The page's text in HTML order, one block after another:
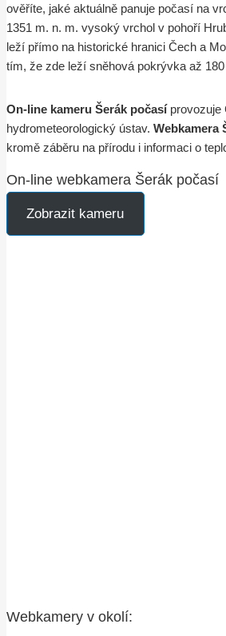
ověříte, jaké aktuálně panuje počasí na
1351 m. n. m. vysoký vrchol v pohoří
leží přímo na historické hranici Čech a
tím, že zde leží sněhová pokrývka až
On-line kameru Šerák počasíprovozuje
hydrometeorologický ústav. Webkamera
kromě záběru na přírodu i informaci o
On-line webkamera Šerák počasí
Zobrazit kameru
Webkamery v okolí: